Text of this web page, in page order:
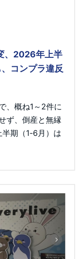
、2026年上半
コンプラ違反
、概ね1～2件に
ず、倒産と無縁
期（1-6月）は